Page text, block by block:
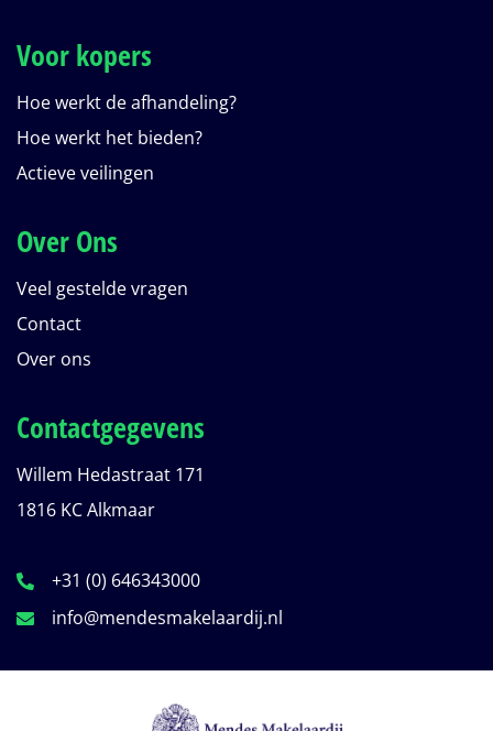
Voor kopers
Hoe werkt de afhandeling?
Hoe werkt het bieden?
Actieve veilingen
Over Ons
Veel gestelde vragen
Contact
Over ons
Contactgegevens
Willem Hedastraat 171
1816 KC Alkmaar
+31 (0) 646343000
info@mendesmakelaardij.nl